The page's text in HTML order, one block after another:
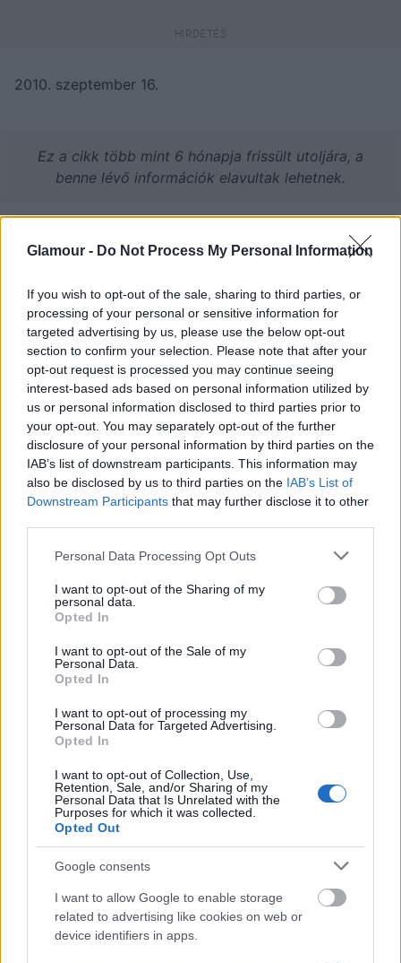
Glamour - Do Not Process My Personal Information
If you wish to opt-out of the sale, sharing to third parties, or
processing of your personal or sensitive information for
targeted advertising by us, please use the below opt-out
section to confirm your selection. Please note that after your
opt-out request is processed you may continue seeing
interest-based ads based on personal information utilized by
us or personal information disclosed to third parties prior to
your opt-out. You may separately opt-out of the further
disclosure of your personal information by third parties on the
IAB’s list of downstream participants. This information may
also be disclosed by us to third parties on the IAB’s List of
Downstream Participants that may further disclose it to other
Please note that this website/app uses one or more Google
not limited to your visit or usage behaviour. You may click to
grant or deny consent to Google and its third-party tags to
use your data for below specified purposes in below Google
consent section.
Personal Data Processing Opt Outs
I want to opt-out of the Sharing of my
personal data.
Opted In
I want to opt-out of the Sale of my
Personal Data.
Opted In
I want to opt-out of processing my
Personal Data for Targeted Advertising.
Opted In
I want to opt-out of Collection, Use,
Retention, Sale, and/or Sharing of my
Personal Data that Is Unrelated with the
Purposes for which it was collected.
Opted Out
Google consents
I want to allow Google to enable storage
related to advertising like cookies on web or
device identifiers in apps.
2010. szeptember 16.
Ez a cikk több mint 6 hónapja frissült utoljára, a
benne lévő információk elavultak lehetnek.
Megosztás
Messengeren
Kedvezmény a GLAMOUR-napokon:
Megosztás
Küldés
Messengeren
Itt állíthatod be, hogy a Google
glamour.hu cikkeit
TEZENIS KEDVEZMÉNY
Google hírekben